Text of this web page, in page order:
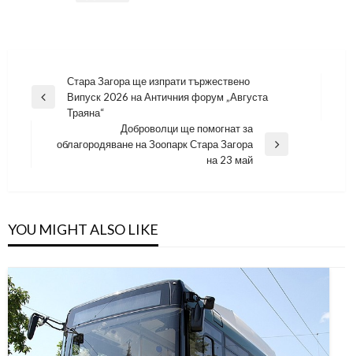
Навигация
Previous
Стара Загора ще изпрати тържествено
Випуск 2026 на Античния форум „Августа
Траяна“
Next
Доброволци ще помогнат за
облагородяване на Зоопарк Стара Загора
на 23 май
YOU MIGHT ALSO LIKE